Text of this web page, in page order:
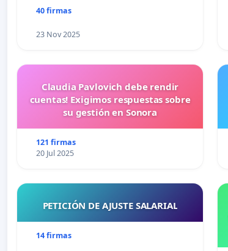
40 firmas
23 Nov 2025
Claudia Pavlovich debe rendir
cuentas! Exigimos respuestas sobre
su gestión en Sonora
121 firmas
20 Jul 2025
PETICIÓN DE AJUSTE SALARIAL
14 firmas